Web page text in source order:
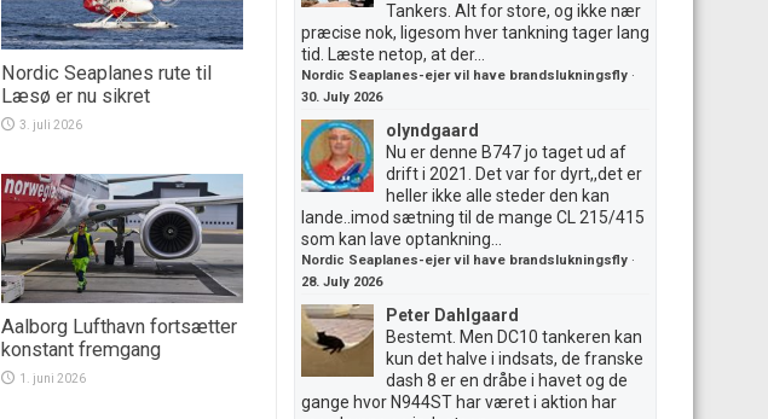
Nordic Seaplanes rute til
Læsø er nu sikret
3. juli 2026
Aalborg Lufthavn fortsætter
konstant fremgang
1. juni 2026
Tankers. Alt for store, og ikke nær
præcise nok, ligesom hver tankning tager lang
tid. Læste netop, at der...
Nordic Seaplanes-ejer vil have brandslukningsfly ·
30. July 2026
olyndgaard
Nu er denne B747 jo taget ud af
drift i 2021. Det var for dyrt,,det er
heller ikke alle steder den kan
lande..imod sætning til de mange CL 215/415
som kan lave optankning...
Nordic Seaplanes-ejer vil have brandslukningsfly ·
28. July 2026
Peter Dahlgaard
Bestemt. Men DC10 tankeren kan
kun det halve i indsats, de franske
dash 8 er en dråbe i havet og de
gange hvor N944ST har været i aktion har